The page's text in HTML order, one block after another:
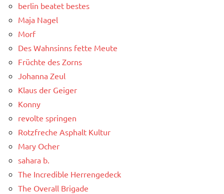
berlin beatet bestes
Maja Nagel
Morf
Des Wahnsinns fette Meute
Früchte des Zorns
Johanna Zeul
Klaus der Geiger
Konny
revolte springen
Rotzfreche Asphalt Kultur
Mary Ocher
sahara b.
The Incredible Herrengedeck
The Overall Brigade